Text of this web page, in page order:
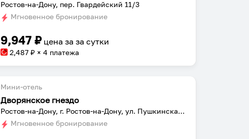
Ростов-на-Дону, пер. Гвардейский 11/3
Мгновенное бронирование
9,947 ₽ цена заза сутки
2,487 ₽ × 4 платежа
Мини-отель
Дворянское гнездо
Ростов-на-Дону, г. Ростов-на-Дону, ул. Пушкинская, 144
Мгновенное бронирование